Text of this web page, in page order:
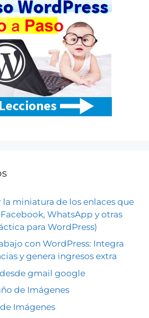
miniatura de los enlaces que
WhatsApp y otras
para WordPress)
con WordPress: Integra
y genera ingresos extra
gmail google
de Imágenes
Imágenes